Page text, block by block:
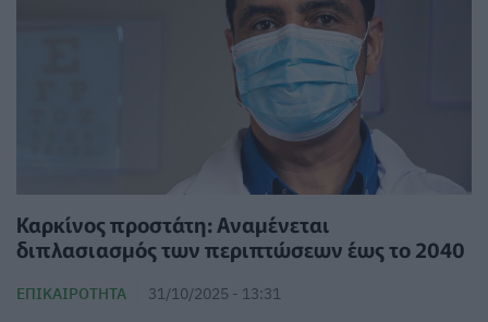
Καρκίνος προστάτη: Αναμένεται
διπλασιασμός των περιπτώσεων έως το 2040
ΕΠΙΚΑΙΡΌΤΗΤΑ 31/10/2025 - 13:31